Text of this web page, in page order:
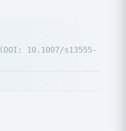
(DOI: 10.1007/s13555-